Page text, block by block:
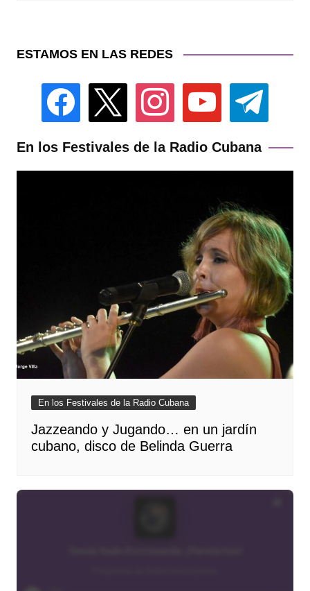
ESTAMOS EN LAS REDES
facebook instagram youtube telegram
En los Festivales de la Radio Cubana
En los Festivales de la Radio Cubana
Jazzeando y Jugando… en un jardín
cubano, disco de Belinda Guerra